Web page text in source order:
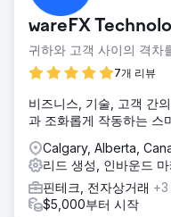
wareFX
귀하와 고객 사이의 격차
7개 리뷰
비즈니스, 기술, 고객 간
과 조화롭게 작동하는 스
Calgary, Alberta,
리드 생성, 인바운드 마
핀테크, 전자상거래 +3
$5,000부터 시작